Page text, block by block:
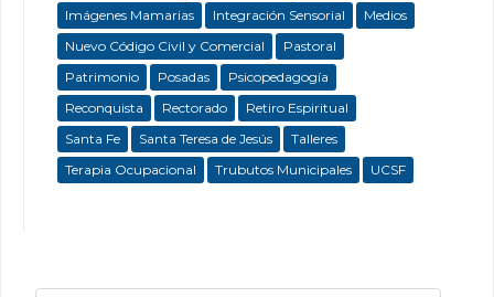
Imágenes Mamarias
Integración Sensorial
Medios
Nuevo Código Civil y Comercial
Pastoral
Patrimonio
Posadas
Psicopedagogía
Reconquista
Rectorado
Retiro Espiritual
Santa Fe
Santa Teresa de Jesús
Talleres
Terapia Ocupacional
Trubutos Municipales UCSF